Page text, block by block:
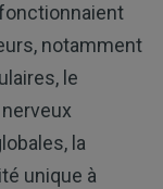
notamment
le
la
unique à